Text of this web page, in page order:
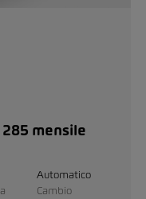
285 mensile
Automatico
Cambio